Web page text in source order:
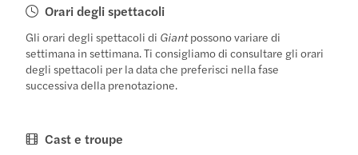
Orari degli spettacoli
Gli orari degli spettacoli di Giantpossono variare di
settimana in settimana. Ti consigliamo di consultare gli orari
degli spettacoli per la data che preferisci nella fase
successiva della prenotazione.
Cast e troupe